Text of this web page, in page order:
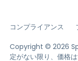
コンプライアンス
Copyright © 2026
定がない限り、価格